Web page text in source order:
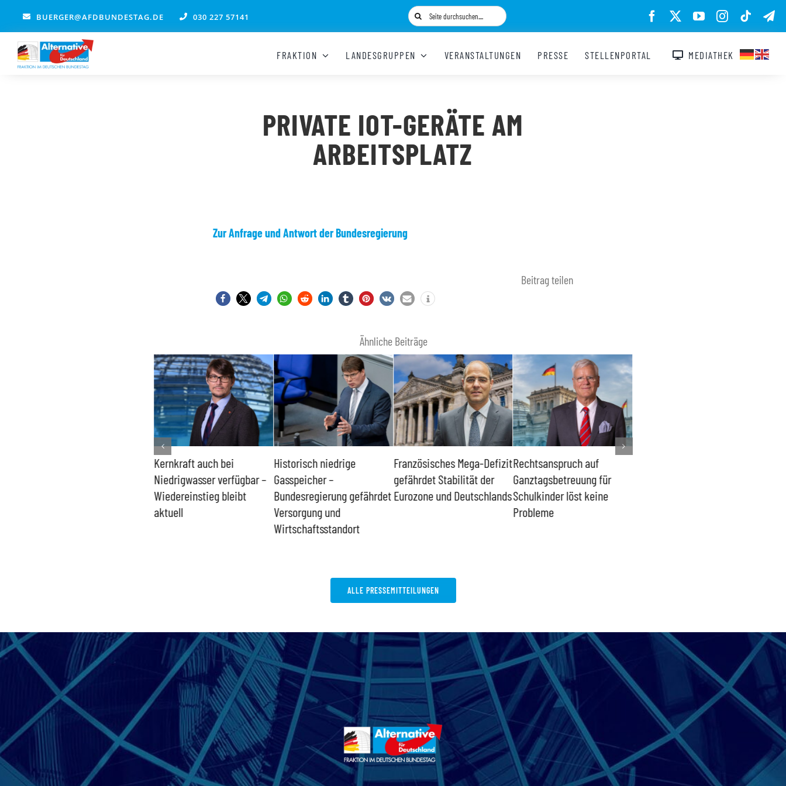
springen
BUERGER@AFDBUNDESTAG.DE 030 227 57141
Suche
nach:
FRAKTION LANDESGRUPPEN VERANSTALTUNGEN PRESSE STELLENPORTAL MEDIATHEK
PRIVATE IOT-GERÄTE AM
ARBEITSPLATZ
Zur Anfrage und Antwort der Bundesregierung
Beitrag teilen
Ähnliche Beiträge
Kernkraft auch bei
Niedrigwasser verfügbar –
Wiedereinstieg bleibt
aktuell
Historisch niedrige
Gasspeicher –
Bundesregierung gefährdet
Versorgung und
Wirtschaftsstandort
Französisches Mega-Defizit
gefährdet Stabilität der
Eurozone und Deutschlands
Rechtsanspruch auf
Ganztagsbetreuung für
Schulkinder löst keine
Probleme
ALLE PRESSEMITTEILUNGEN